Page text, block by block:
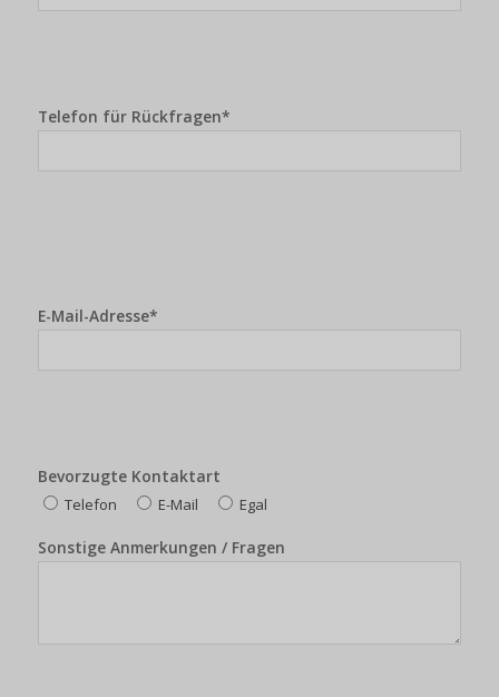
Telefon für Rückfragen*
E-Mail-Adresse*
Bevorzugte Kontaktart
Telefon E-Mail Egal
Sonstige Anmerkungen / Fragen